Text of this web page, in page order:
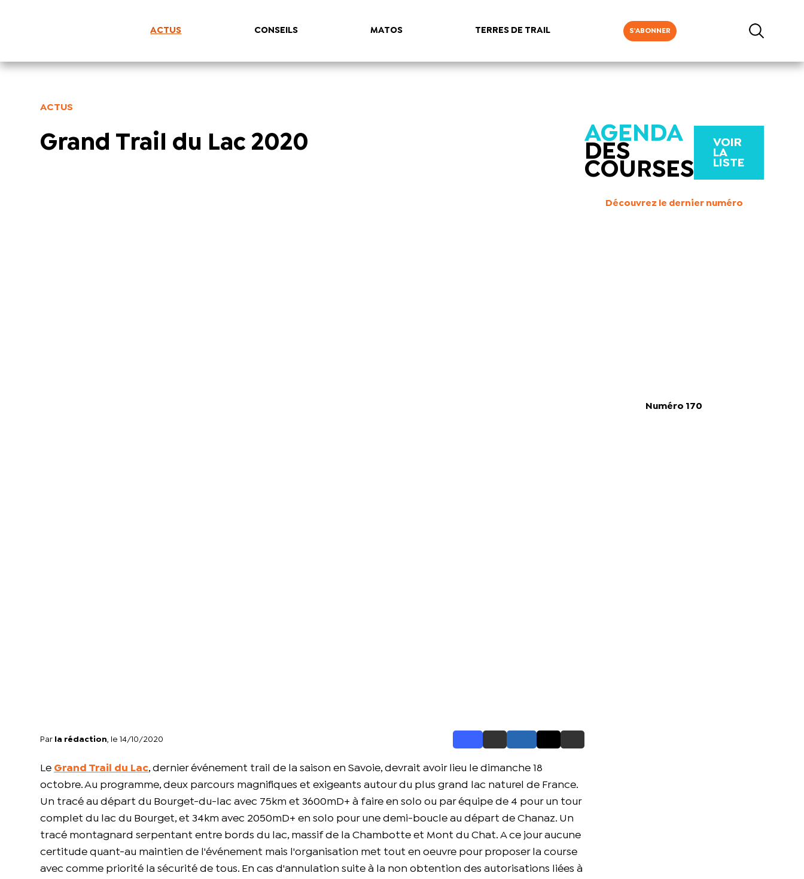
ACTUS CONSEILS MATOS TERRES DE TRAIL S'ABONNER
ACTUS
Grand Trail du Lac 2020
Par la rédaction , le 14/10/2020
Le Grand Trail du Lac, dernier événement trail de la saison en Savoie, devrait avoir lieu le dimanche 18
octobre. Au programme, deux parcours magnifiques et exigeants autour du plus grand lac naturel de France.
Un tracé au départ du Bourget-du-lac avec 75km et 3600mD+ à faire en solo ou par équipe de 4 pour un tour
complet du lac du Bourget, et 34km avec 2050mD+ en solo pour une demi-boucle au départ de Chanaz. Un
tracé montagnard serpentant entre bords du lac, massif de la Chambotte et Mont du Chat.A ce jour aucune
certitude quant-au maintien de l'événement mais l'organisation met tout en oeuvre pour proposer la course
avec comme priorité la sécurité de tous. En cas d'annulation suite à la non obtention des autorisations liées à
AGENDA
DES
COURSES
VOIR
LA
LISTE
Découvrez le dernier numéro
Numéro 170